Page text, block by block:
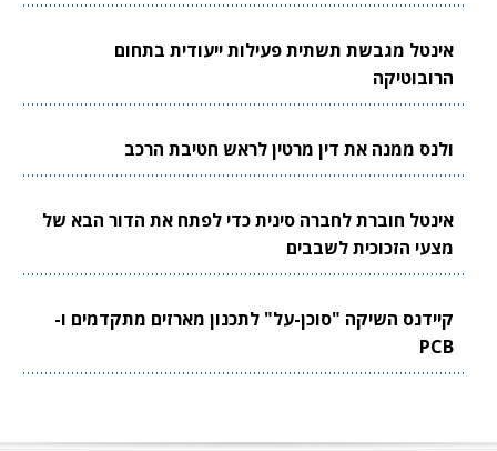
אינטל מגבשת תשתית פעילות ייעודית בתחום
הרובוטיקה
ולנס ממנה את דין מרטין לראש חטיבת הרכב
אינטל חוברת לחברה סינית כדי לפתח את הדור הבא של
מצעי הזכוכית לשבבים
קיידנס השיקה "סוכן-על" לתכנון מארזים מתקדמים ו-
PCB